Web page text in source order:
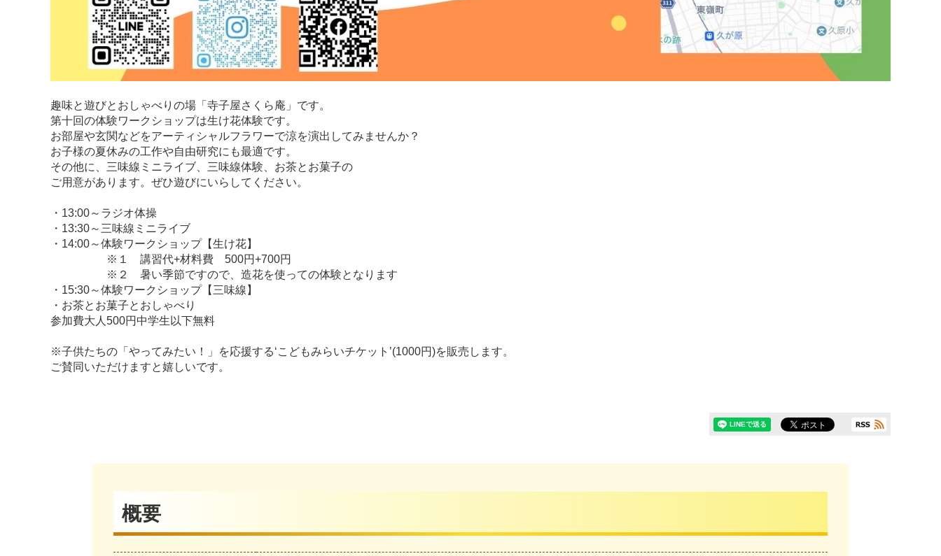
趣味と遊びとおしゃべりの場「寺子屋さくら庵」です。
第十回の体験ワークショップは生け花体験です。
お部屋や玄関などをアーティシャルフラワーで涼を演出してみませんか？
お子様の夏休みの工作や自由研究にも最適です。
その他に、三味線ミニライブ、三味線体験、お茶とお菓子の
ご用意があります。ぜひ遊びにいらしてください。
・13:00～ラジオ体操
・13:30～三味線ミニライブ
・14:00～体験ワークショップ【生け花】
※１ 講習代+材料費 500円+700円
※２ 暑い季節ですので、造花を使っての体験となります
・15:30～体験ワークショップ【三味線】
・お茶とお菓子とおしゃべり
参加費大人500円中学生以下無料
※子供たちの「やってみたい！」を応援する‘こどもみらいチケット’(1000円)を販売します。
ご賛同いただけますと嬉しいです。
概要